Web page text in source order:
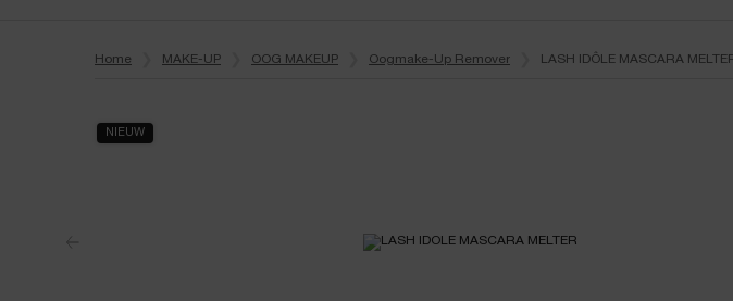
Home MAKE-UP OOG MAKEUP Oogmake-Up Remover LASH IDÔLE MASCARA
NIEUW